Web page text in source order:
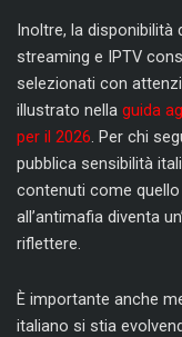
Inoltre, la
streaming e IPTV
selezionati con
illustrato nella guida
per il 2026. Per chi
pubblica sensibilità
contenuti come
all’antimafia diventa
riflettere.
È importante anche
italiano si stia